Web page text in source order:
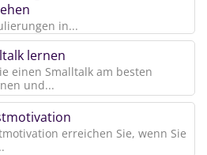
in...
lernen
einen Smalltalk am besten
und...
erreichen Sie, wenn Sie